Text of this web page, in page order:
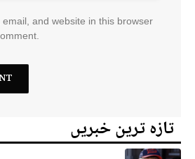
and website in this browser
تازہ ترین خبریں